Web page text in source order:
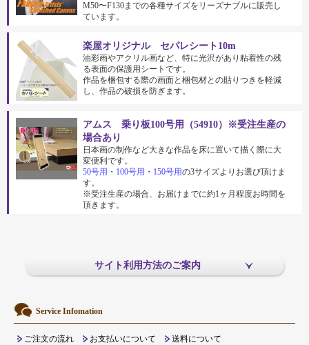
M50〜F130までの各種サイズをリーズナブルに販売し
ています。
楽屋オリジナル セパレシート10m
油彩画やアクリル画など、特に光沢があり粘着性の残
る表面の保護用シートです。
作品を梱包する際の画面と梱包材との貼りつきを軽減
し、作品の破損を防ぎます。
アムス 乗り板100号用（54910）※受注生産の
場合あり
日本画の制作など大きな作品を床に置いて描く際に大
変便利です。
50号用 ・ 100号用 ・ 150号用の3サイズよりお選び頂けま
す。
※受注生産の場合、お届けまでに約1ヶ月程度お時間を
頂きます。
サイト利用方法のご案内
Service Infomation
ご注文の流れ お支払いについて
送料について